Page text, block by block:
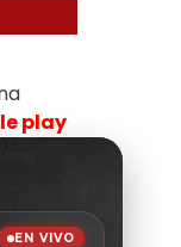
play